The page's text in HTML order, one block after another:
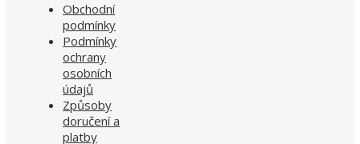
Obchodní
podmínky
Podmínky
ochrany
osobních
údajů
Způsoby
doručení a
platby